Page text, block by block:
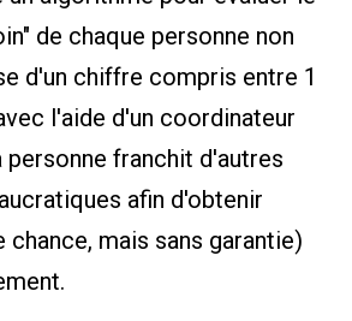
de chaque personne non
d'un chiffre compris entre 1
l'aide d'un coordinateur
personne franchit d'autres
afin d'obtenir
chance, mais sans garantie)